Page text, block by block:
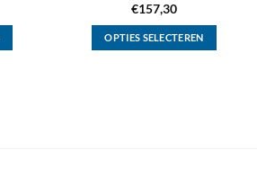
€157,30
OPTIES SELECTEREN